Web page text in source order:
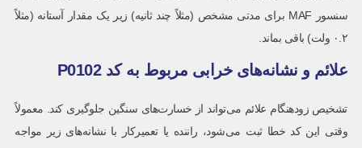
سنسور MAF برای مدتی مشخص (مثلاً چند ثانیه) زیر یک مقدار آستانه (مثلاً
۰.۲ ولت) باقی بماند.
علائم و نشانه‌های خرابی مربوط به کد P0102
تشخیص زودهنگام علائم می‌تواند از خسارت‌های سنگین جلوگیری کند. معمولاً
وقتی این کد خطا ثبت می‌شود، راننده یا تعمیرکار با نشانه‌های زیر مواجه